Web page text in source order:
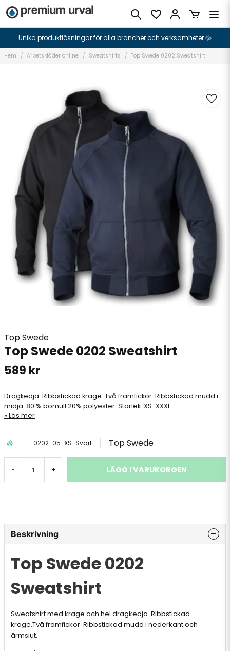
Unika produktlösningar för alla brancher och verksamheter 💦
Hem Arbetskläder online Sweatshirts Top Swede 0202 Sweatshirt
Top Swede
Top Swede 0202 Sweatshirt
589 kr
Dragkedja. Ribbstickad krage. Två framfickor. Ribbstickad mudd i
midja. 80 % bomull 20% polyester. Storlek: XS-XXXL
Läs mer
0202-05-XS-Svart Top Swede
- + LÄGG I VARUKORGEN
Beskrivning
Top Swede 0202
Sweatshirt
Sweatshirt med krage och hel dragkedja. Ribbstickad
krage.Två framfickor. Ribbstickad mudd i nederkant och
ärmslut.